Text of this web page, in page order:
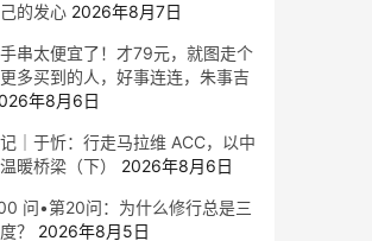
的发心 2026年8月7日
串太便宜了！才79元，就图走个
多买到的人，好事连连，朱事吉
年8月6日
｜于忻：行走马拉维 ACC，以中
暖桥梁（下）
2026年8月6日
问•第20问：为什么修行总是三
？
2026年8月5日